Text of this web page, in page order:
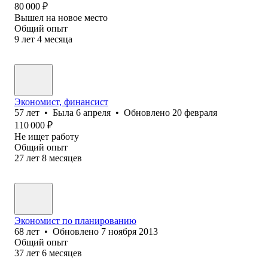
80 000 ₽
Вышел на новое место
Общий опыт
9 лет 4 месяца
Экономист, финансист
57 лет • Была 6 апреля • Обновлено 20 февраля
110 000 ₽
Не ищет работу
Общий опыт
27 лет 8 месяцев
Экономист по планированию
68 лет • Обновлено 7 ноября 2013
Общий опыт
37 лет 6 месяцев